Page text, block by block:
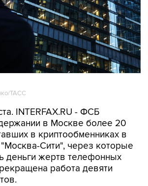
ТАСС
INTERFAX.RU - ФСБ
в Москве более 20
в криптообменниках в
Сити", через которые
деньги жертв телефонных
работа девяти